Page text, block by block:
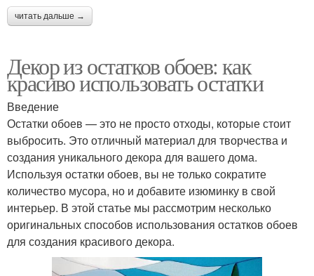
читать дальше →
Декор из остатков обоев: как
красиво использовать остатки
Введение
Остатки обоев — это не просто отходы, которые стоит
выбросить. Это отличный материал для творчества и
создания уникального декора для вашего дома.
Используя остатки обоев, вы не только сократите
количество мусора, но и добавите изюминку в свой
интерьер. В этой статье мы рассмотрим несколько
оригинальных способов использования остатков обоев
для создания красивого декора.